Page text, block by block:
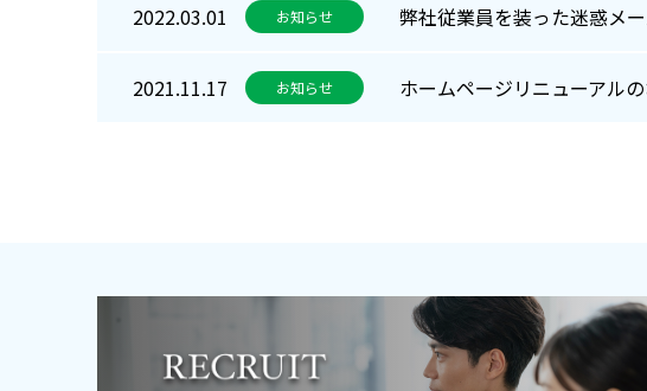
2022.03.01 お知らせ 弊社従業員を装った迷惑メ
2021.11.17 お知らせ ホームページリニューアル